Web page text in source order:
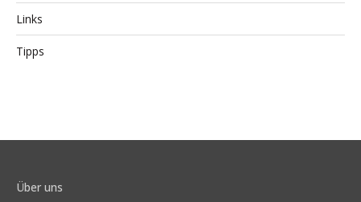
Links
Tipps
Über uns